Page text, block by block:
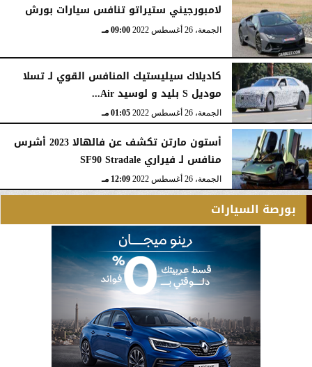
لامبورجيني ستيراتو تنافس سيارات بورش
الجمعة، 26 أغسطس 2022 09:00 مـ
كاديلاك سيليستيك المنافس القوي لـ تسلا
موديل S بليد و لوسيد Air...
الجمعة، 26 أغسطس 2022 01:05 مـ
أستون مارتن تكشف عن فالهالا 2023 أشرس
منافس لـ فيراري SF90 Stradale
الجمعة، 26 أغسطس 2022 12:09 مـ
بورصة السيارات